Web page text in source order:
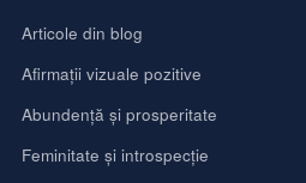
Articole din blog
Afirmații vizuale pozitive
Abundență și prosperitate
Feminitate și introspecție